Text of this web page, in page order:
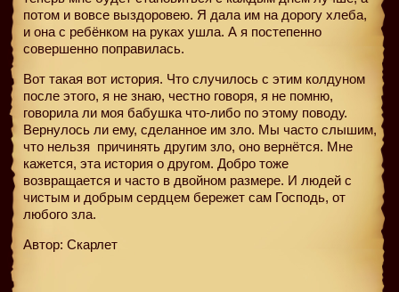
потом и вовсе выздоровею. Я дала им на дорогу хлеба,
и она с ребёнком на руках ушла. А я постепенно
совершенно поправилась.
Вот такая вот история. Что случилось с этим колдуном
после этого, я не знаю, честно говоря, я не помню,
говорила ли моя бабушка что-либо по этому поводу.
Вернулось ли ему, сделанное им зло. Мы часто слышим,
что нельзя причинять другим зло, оно вернётся. Мне
кажется, эта история о другом. Добро тоже
возвращается и часто в двойном размере. И людей с
чистым и добрым сердцем бережет сам Господь, от
любого зла.
Автор: Скарлет